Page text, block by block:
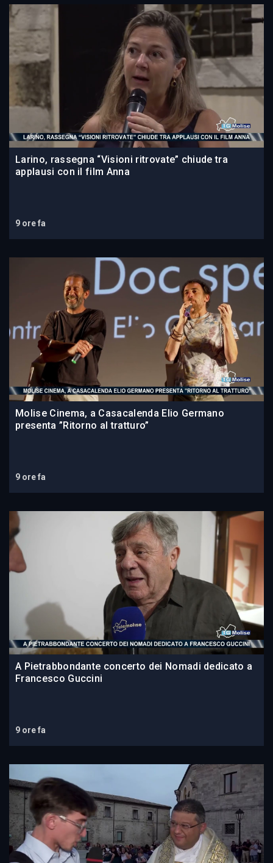
Larino, rassegna “Visioni ritrovate” chiude tra
applausi con il film Anna
9 ore fa
Molise Cinema, a Casacalenda Elio Germano
presenta ”Ritorno al tratturo”
9 ore fa
A Pietrabbondante concerto dei Nomadi dedicato a
Francesco Guccini
9 ore fa